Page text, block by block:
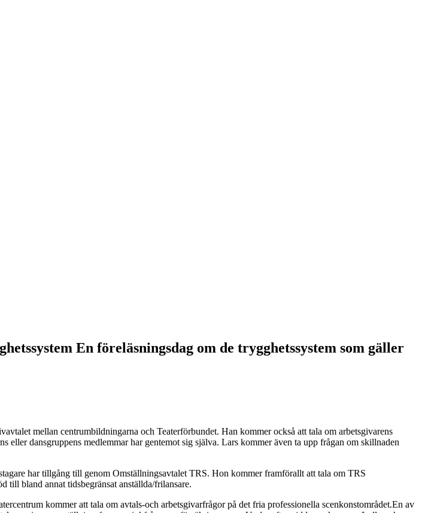
En föreläsningsdag om de trygghetssystem som gäller
mellan centrumbildningarna och Teaterförbundet. Han kommer också att tala om arbetsgivarens
dansgruppens medlemmar har gentemot sig själva. Lars kommer även ta upp frågan om skillnaden
har tillgång till genom Omställningsavtalet TRS. Hon kommer framförallt att tala om TRS
till bland annat tidsbegränsat anställda/frilansare.
kommer att tala om avtals-och arbetsgivarfrågor på det fria professionella scenkonstområdet.En av